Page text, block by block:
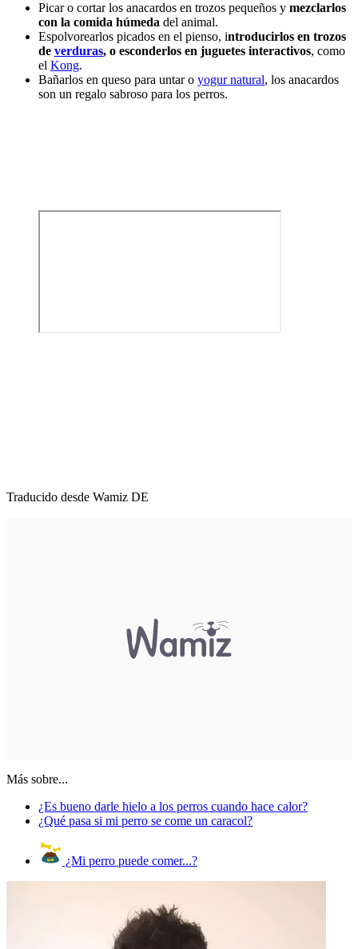
Picar o cortar los anacardos en trozos pequeños y mezclarlos
con la comida húmeda del animal.
Espolvorearlos picados en el pienso, introducirlos en trozos
de verduras, o esconderlos en juguetes interactivos, como
el Kong.
Bañarlos en queso para untar o yogur natural, los anacardos
son un regalo sabroso para los perros.
Traducido desde Wamiz DE
Más sobre...
¿Es bueno darle hielo a los perros cuando hace calor?
¿Qué pasa si mi perro se come un caracol?
¿Mi perro puede comer...?